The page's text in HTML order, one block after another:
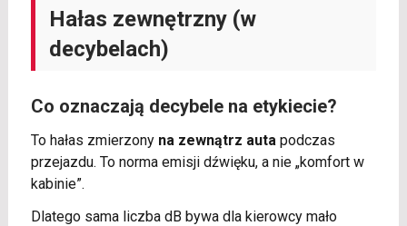
Hałas zewnętrzny (w
decybelach)
Co oznaczają decybele na etykiecie?
To hałas zmierzony na zewnątrz auta podczas
przejazdu. To norma emisji dźwięku, a nie „komfort w
kabinie”.
Dlatego sama liczba dB bywa dla kierowcy mało